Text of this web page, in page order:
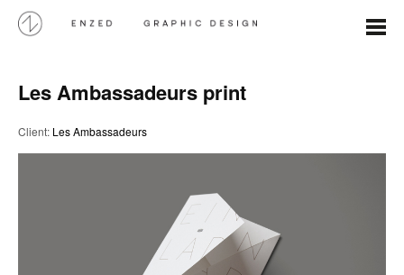
Les Ambassadeurs print
Client: Les Ambassadeurs